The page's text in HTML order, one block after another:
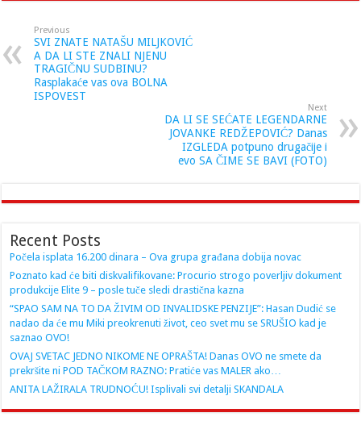
Previous
SVI ZNATE NATAŠU MILJKOVIĆ
A DA LI STE ZNALI NJENU
TRAGIČNU SUDBINU?
Rasplakaće vas ova BOLNA
ISPOVEST
Next
DA LI SE SEĆATE LEGENDARNE
JOVANKE REDŽEPOVIĆ? Danas
IZGLEDA potpuno drugačije i
evo SA ČIME SE BAVI (FOTO)
Recent Posts
Počela isplata 16.200 dinara – Ova grupa građana dobija novac
Poznato kad će biti diskvalifikovane: Procurio strogo poverljiv dokument
produkcije Elite 9 – posle tuče sledi drastična kazna
“SPAO SAM NA TO DA ŽIVIM OD INVALIDSKE PENZIJE”: Hasan Dudić se
nadao da će mu Miki preokrenuti život, ceo svet mu se SRUŠIO kad je
saznao OVO!
OVAJ SVETAC JEDNO NIKOME NE OPRAŠTA! Danas OVO ne smete da
prekršite ni POD TAČKOM RAZNO: Pratiće vas MALER ako…
ANITA LAŽIRALA TRUDNOĆU! Isplivali svi detalji SKANDALA